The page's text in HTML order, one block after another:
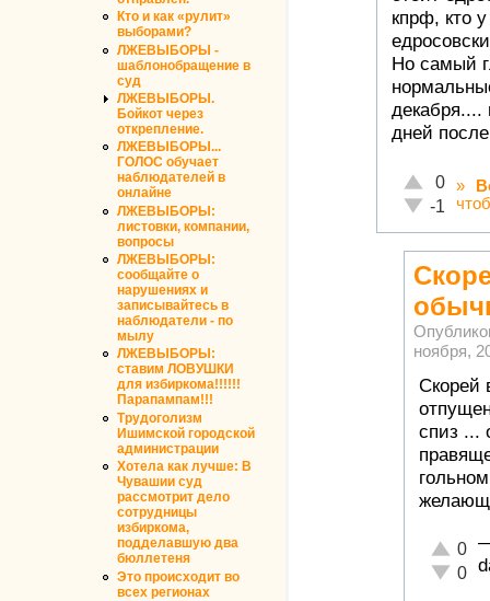
Кто и как «рулит»
выборами?
ЛЖЕВЫБОРЫ -
шаблонобращение в
суд
ЛЖЕВЫБОРЫ.
Бойкот через
открепление.
ЛЖЕВЫБОРЫ...
ГОЛОС обучает
наблюдателей в
онлайне
ЛЖЕВЫБОРЫ:
листовки, компании,
вопросы
ЛЖЕВЫБОРЫ:
сообщайте о
нарушениях и
записывайтесь в
наблюдатели - по
мылу
ЛЖЕВЫБОРЫ:
ставим ЛОВУШКИ
для избиркома!!!!!!
Парапампам!!!
Трудоголизм
Ишимской городской
администрации
Хотела как лучше: В
Чувашии суд
рассмотрит дело
сотрудницы
избиркома,
подделавшую два
бюллетеня
Это происходит во
всех регионах
кпрф, кто
Но самый
декабря....
дней
Отлично!
0
-1
»
ноября,
Скорей
спиз ...
0
0